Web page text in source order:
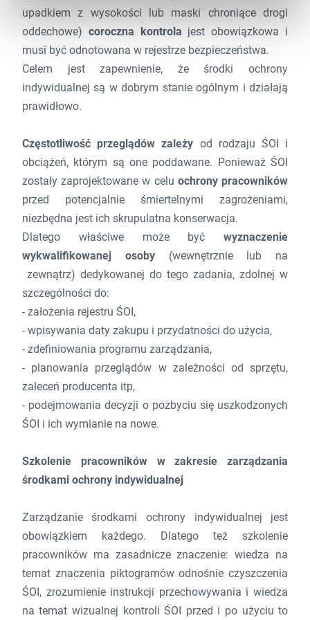
upadkiem z wysokości lub maski chroniące drogi
oddechowe) coroczna kontrola jest obowiązkowa i
musi być odnotowana w rejestrze bezpieczeństwa.
Celem jest zapewnienie, że środki ochrony
indywidualnej są w dobrym stanie ogólnym i działają
prawidłowo.
Częstotliwość przeglądów zależy od rodzaju ŚOI i
obciążeń, którym są one poddawane. Ponieważ ŚOI
zostały zaprojektowane w celu ochrony pracowników
przed potencjalnie śmiertelnymi zagrożeniami,
niezbędna jest ich skrupulatna konserwacja.
Dlatego właściwe może byćwyznaczenie
wykwalifikowanej osoby(wewnętrznie lub na
zewnątrz) dedykowanej do tego zadania, zdolnej w
szczególności do:
- założenia rejestru ŚOI,
- wpisywania daty zakupu i przydatności do użycia,
- zdefiniowania programu zarządzania,
- planowania przeglądów w zależności od sprzętu,
zaleceń producenta itp,
- podejmowania decyzji o pozbyciu się uszkodzonych
ŚOI i ich wymianie na nowe.
Szkolenie pracowników w zakresie zarządzania
środkami ochrony indywidualnej
Zarządzanie środkami ochrony indywidualnej jest
obowiązkiem każdego. Dlatego też szkolenie
pracowników ma zasadnicze znaczenie: wiedza na
temat znaczenia piktogramów odnośnie czyszczenia
ŚOI, zrozumienie instrukcji przechowywania i wiedza
na temat wizualnej kontroli ŚOI przed i po użyciu to